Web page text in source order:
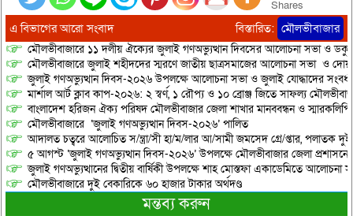
Shares
এ বিভাগের আরো সংবাদ বিস্তারিত: মৌলভীবাজার
মৌলভীবাজারে ১১ দলীয় ঐক্যের জুলাই গণঅভ্যুত্থান দিবসের আলোচনা সভা ও
মৌলভীবাজারে জুলাই শহীদদের স্মরণে জাতীয় ছাত্রসমাজের আলোচনা সভা ও
জুলাই গণঅভ্যুত্থান দিবস-২০২৬ উপলক্ষে আলোচনা সভা ও জুলাই যোদ্ধাদের
মার্শাল আর্ট ক্লাব কাপ-২০২৬: ২ স্বর্ণ, ১ রৌপ্য ও ১০ ব্রোঞ্জ জিতে সাফল্য
বাংলাদেশ হরিজন ঐক্য পরিষদ মৌলভীবাজার জেলা শাখার মানববন্ধন ও স্মারকলিপি
মৌলভীবাজারে ‘জুলাই গণঅভ্যুত্থান দিবস-২০২৬’ পালিত
আদালত চত্বরে আলোচিত স/ন্ত্রা/সী হা/ম/লার আ/সামী জমসেদ গ্রে/প্তার, পলাতক দুই
৫ আগস্ট ‘জুলাই গণঅভ্যুত্থান দিবস-২০২৬’ উপলক্ষে মৌলভীবাজার জেলা
জুলাই গণঅভ্যুত্থানের দ্বিতীয় বার্ষিকী উপলক্ষে শাহ মোস্তফা একাডেমিতে আলোচনা
মৌলভীবাজারে দুই বেকারিকে ৬০ হাজার টাকার অর্থদণ্ড
মন্তব্য করুন